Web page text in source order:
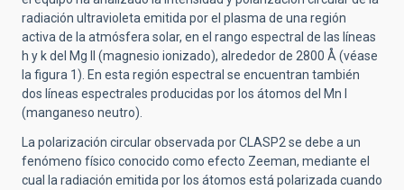
radiación ultravioleta emitida por el plasma de una región
activa de la atmósfera solar, en el rango espectral de las líneas
h y k del Mg II (magnesio ionizado), alrededor de 2800 Å (véase
la figura 1). En esta región espectral se encuentran también
dos líneas espectrales producidas por los átomos del Mn I
(manganeso neutro).
La polarización circular observada por CLASP2 se debe a un
fenómeno físico conocido como efecto Zeeman, mediante el
cual la radiación emitida por los átomos está polarizada cuando